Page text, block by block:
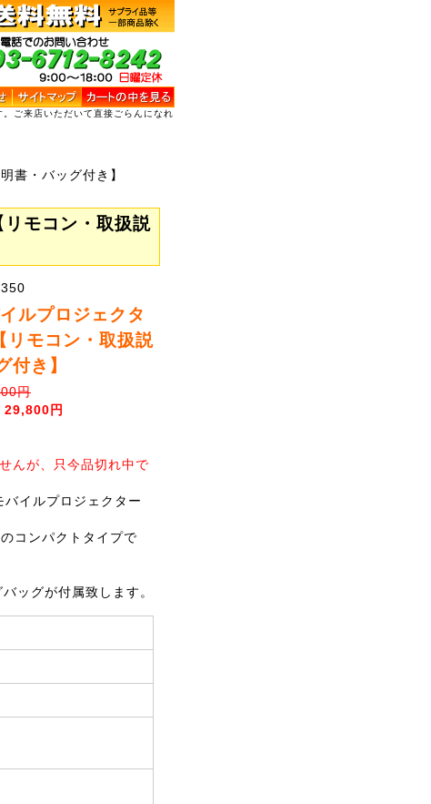
ご来店いただいて直接ごらんになれ
書・バッグ付き】
モコン・取扱説
ルプロジェクタ
リモコン・取扱説
付き】
円
29,800円
んが、只今品切れ中で
バイルプロジェクター
コンパクトタイプで
ッグが付属致します。